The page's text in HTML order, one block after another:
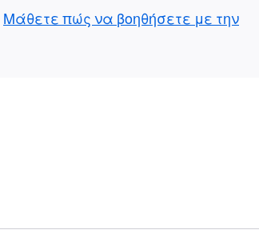
Μάθετε πώς να βοηθήσετε με την